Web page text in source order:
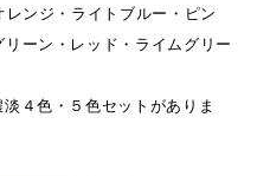
ンジ・ライトブルー・ピン
ーン・レッド・ライムグリー
４色・５色セットがありま